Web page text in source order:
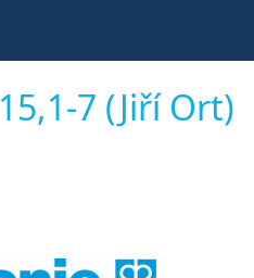
7 (Jiří Ort)